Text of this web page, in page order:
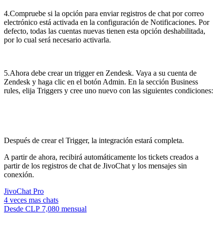
4.Compruebe si la opción para enviar registros de chat por correo
electrónico está activada en la configuración de Notificaciones. Por
defecto, todas las cuentas nuevas tienen esta opción deshabilitada,
por lo cual será necesario activarla.
5.Ahora debe crear un trigger en Zendesk. Vaya a su cuenta de
Zendesk y haga clic en el botón Admin. En la sección Business
rules, elija Triggers y cree uno nuevo con las siguientes condiciones:
Después de crear el Trigger, la integración estará completa.
A partir de ahora, recibirá automáticamente los tickets creados a
partir de los registros de chat de JivoChat y los mensajes sin
conexión.
JivoChat Pro
4 veces mas chats
Desde CLP 7,080 mensual